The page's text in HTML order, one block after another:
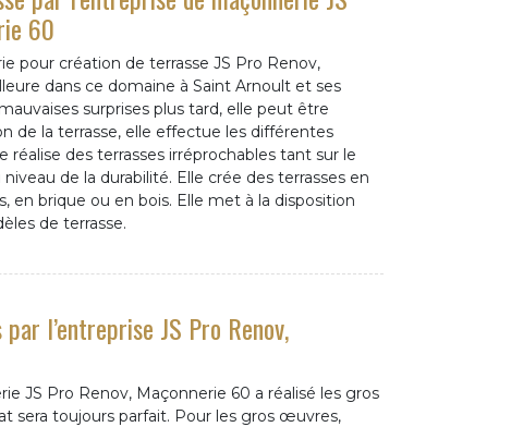
60
pour création de terrasse JS Pro Renov,
dans ce domaine à Saint Arnoult et ses
surprises plus tard, elle peut être
de la terrasse, elle effectue les différentes
réalise des terrasses irréprochables tant sur le
niveau de la durabilité. Elle crée des terrasses en
en brique ou en bois. Elle met à la disposition
de terrasse.
l’entreprise JS Pro Renov,
JS Pro Renov, Maçonnerie 60 a réalisé les gros
sera toujours parfait. Pour les gros œuvres,